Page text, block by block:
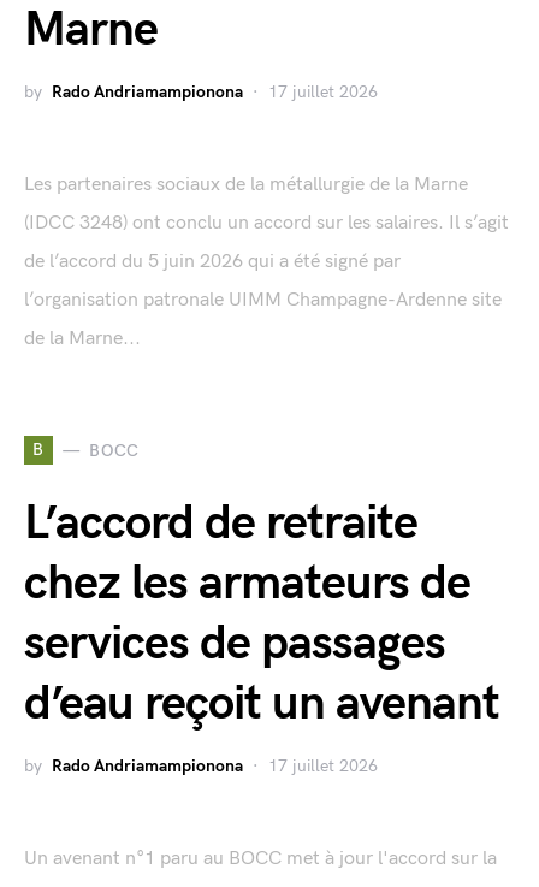
Marne
by Rado Andriamampionona 17 juillet 2026
Les partenaires sociaux de la métallurgie de la Marne
(IDCC 3248) ont conclu un accord sur les salaires. Il s’agit
de l’accord du 5 juin 2026 qui a été signé par
l’organisation patronale UIMM Champagne-Ardenne site
de la Marne...
B BOCC
L’accord de retraite
chez les armateurs de
services de passages
d’eau reçoit un avenant
by Rado Andriamampionona 17 juillet 2026
Un avenant n°1 paru au BOCC met à jour l'accord sur la